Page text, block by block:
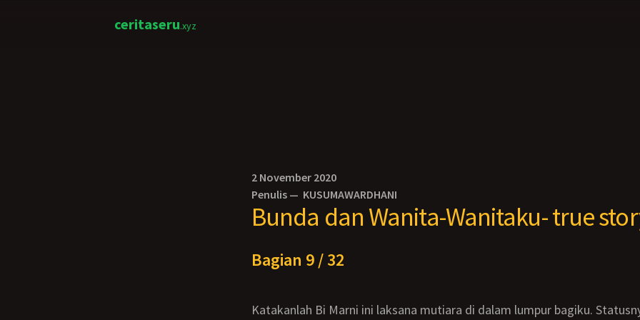
ceritaseru.xyz
2 November 2020
Penulis — KUSUMAWARDHANI
Bunda dan Wanita-Wanitaku- true
Bagian 9 / 32
Katakanlah Bi Marni ini laksana mutiara di dalam lumpur bagiku. Statusnya jelata, tapi